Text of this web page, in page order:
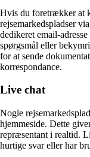
Hvis du foretrækker at
rejsemarkedspladser
dedikeret email-
spørgsmål eller
for at sende
korrespondance.
Live chat
Nogle
hjemmeside. Dette
repræsentant i realtid.
hurtige svar eller har